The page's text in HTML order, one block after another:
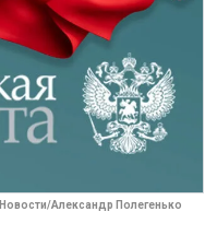
Александр Полегенько